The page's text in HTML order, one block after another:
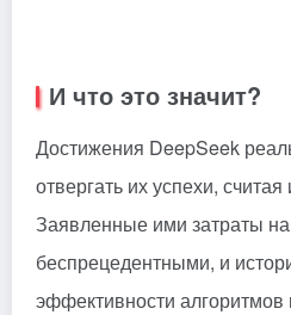
И что это значит?
Достижения DeepSeek
отвергать их успехи,
Заявленные ими затраты
беспрецедентными, и
эффективности